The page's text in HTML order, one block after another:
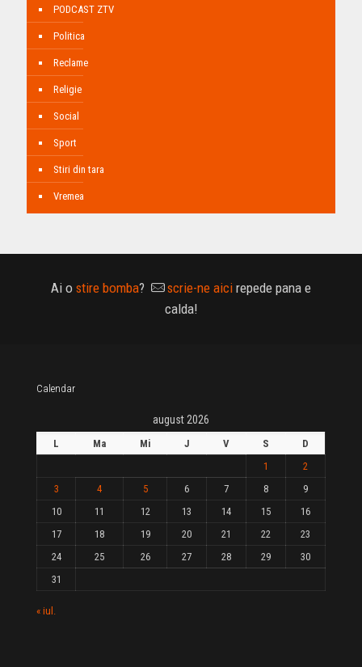
PODCAST ZTV
Politica
Reclame
Religie
Social
Sport
Stiri din tara
Vremea
Ai o stire bomba? scrie-ne aici repede pana e
calda!
Calendar
august 2026
L Ma Mi J V S
D
1
2
3
4 5 6 7 8
9
10
11 12 13 14 15
16
17
18 19 20 21 22
23
24
25 26 27 28 29
30
31
« iul.